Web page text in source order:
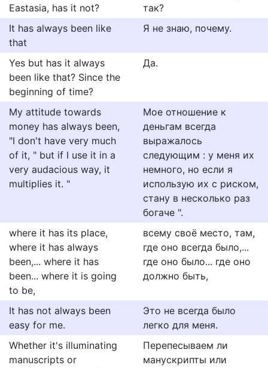
Eastasia, has it not?
так?
It has always been like
that
Я не знаю, почему.
Yes but has it always
been like that? Since the
beginning of time?
Да.
My attitude towards
money has always been,
"I don't have very much
of it, " but if I use it in a
very audacious way, it
multiplies it. "
Мое отношение к
деньгам всегда
выражалось
следующим : у меня их
немного, но если я
использую их с риском,
стану в несколько раз
богаче ".
where it has its place,
where it has always
been,... where it has
been... where it is going
to be,
всему своё место, там,
где оно всегда было,...
где оно было... где оно
должно быть,
It has not always been
easy for me.
Это не всегда было
легко для меня.
Whether it's illuminating
manuscripts or
Перепесываем ли
манускрипты или